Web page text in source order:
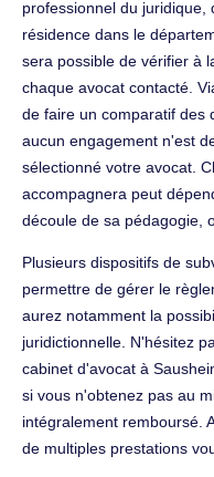
professionnel du juridique,
résidence dans le
sera possible de vérifier à
chaque avocat contacté.
de faire un comparatif des
aucun engagement n'est
sélectionné votre avocat.
accompagnera peut
découle de sa pédagogie,
Plusieurs dispositifs de
permettre de gérer le
aurez notamment la
juridictionnelle. N'hésitez
cabinet d'avocat à
si vous n'obtenez pas au
intégralement remboursé.
de multiples prestations